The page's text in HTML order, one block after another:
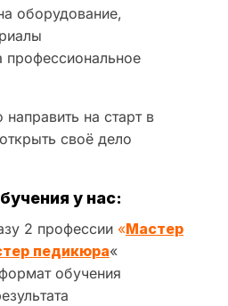
оборудование,
на старт в
своё дело
у нас:
2 профессии «Мастер
педикюра«
обучения